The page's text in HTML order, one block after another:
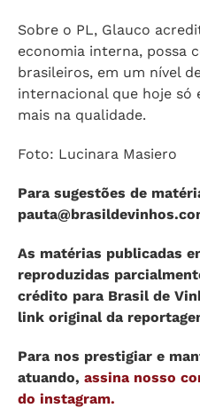
Sobre o PL, Glauco
economia interna, possa
brasileiros, em um nível
internacional que hoje só
mais na qualidade.
Foto: Lucinara Masiero
Para sugestões de
As matérias publicadas
reproduzidas
crédito para Brasil de
link original da
Para nos prestigiar e
atuando, assina nosso
do instagram.